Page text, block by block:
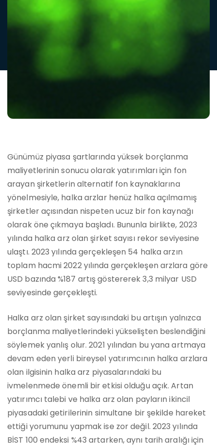
Günümüz piyasa şartlarında yüksek borçlanma
maliyetlerinin sonucu olarak yatırımları için fon
arayan şirketlerin alternatif fon kaynaklarına
yönelmesiyle, halka arzlar henüz halka açılmamış
şirketler açısından nispeten ucuz bir fon kaynağı
olarak öne çıkmaya başladı. Bununla birlikte, 2023
yılında halka arz olan şirket sayısı rekor seviyesine
ulaştı. 2023 yılında gerçekleşen 54 halka arzın
toplam hacmi 2022 yılında gerçekleşen arzlara göre
USD bazında %187 artış göstererek 3,3 milyar USD
seviyesinde gerçekleşti.
Halka arz olan şirket sayısındaki bu artışın yalnızca
borçlanma maliyetlerindeki yükselişten beslendiğini
söylemek yanlış olur. 2021 yılından bu yana artmaya
devam eden yerli bireysel yatırımcının halka arzlara
olan ilgisinin halka arz piyasalarındaki bu
ivmelenmede önemli bir etkisi olduğu açık. Artan
yatırımcı talebi ve halka arz olan payların ikincil
piyasadaki getirilerinin simultane bir şekilde hareket
ettiği yorumunu yapmak ise zor değil. 2023 yılında
BİST 100 endeksi %43 artarken, aynı tarih aralığı için